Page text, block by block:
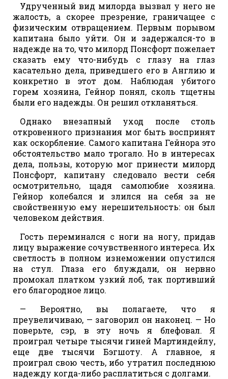
Удрученный вид милорда вызвал у него не
жалость, а скорее презрение, граничащее с
физическим отвращением. Первым порывом
капитана было уйти. Он и задержался-то в
надежде на то, что милорд Понсфорт пожелает
сказать ему что-нибудь с глазу на глаз
касательно дела, приведшего его в Англию и
конкретно в этот дом. Наблюдая убитого
горем хозяина, Гейнор понял, сколь тщетны
были его надежды. Он решил откланяться.
Однако внезапный уход после столь
откровенного признания мог быть воспринят
как оскорбление. Самого капитана Гейнора это
обстоятельство мало трогало. Но в интересах
дела, пользы, которую мог принести милорд
Понсфорт, капитану следовало вести себя
осмотрительно, щадя самолюбие хозяина.
Гейнор колебался и злился на себя за не
свойственную ему нерешительность: он был
человеком действия.
Гость переминался с ноги на ногу, придав
лицу выражение сочувственного интереса. Их
светлость в полном изнеможении опустился
на стул. Глаза его блуждали, он нервно
промокал платком узкий лоб, так портивший
его благородное лицо.
— Вероятно, вы полагаете, что я
преувеличиваю, — заговорил он наконец. — Но
поверьте, сэр, в эту ночь я блефовал. Я
проиграл четыре тысячи гиней Мартиндейлу,
еще две тысячи Бэгшоту. А главное, я
проиграл свою честь, ибо утратил последнюю
надежду когда-либо расплатиться с долгами.